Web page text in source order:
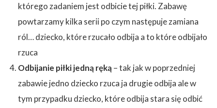
którego zadaniem jest odbicie tej piłki. Zabawę
powtarzamy kilka serii po czym następuje zamiana
ról… dziecko, które rzucało odbija a to które odbijało
rzuca
Odbijanie piłki jedną ręką – tak jak w poprzedniej
zabawie jedno dziecko rzuca ja drugie odbija ale w
tym przypadku dziecko, które odbija stara się odbić